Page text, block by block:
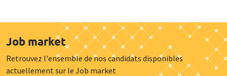
Job market
Retrouvez l'ensemble de nos candidats disponibles
actuellement sur le Job market